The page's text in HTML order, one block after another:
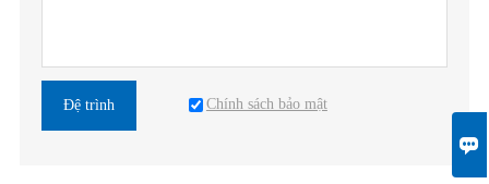

Đệ trình Chính sách bảo mật